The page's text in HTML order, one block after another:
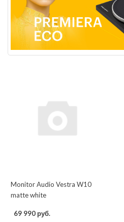
Monitor Audio Vestra W10
matte white
69 990 руб.